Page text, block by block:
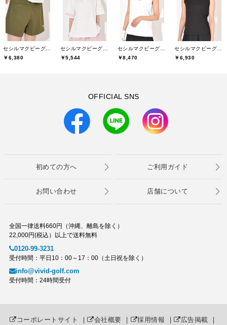
￥6,380
￥5,544
￥8,470
￥6,930
OFFICIAL SNS
初めての方へ ご利用ガイド
お問い合わせ 店舗について
全国一律送料660円（沖縄、離島を除く）
22,000円(税込）以上で送料無料
0120-99-3231
受付時間：平日10：00～17：00（土日祝を除く）
info@vivid-golf.com
受付時間：24時間受付
コーポレートサイト ｜ 会社概要 ｜ 採用情報 ｜ 広告掲載 ｜